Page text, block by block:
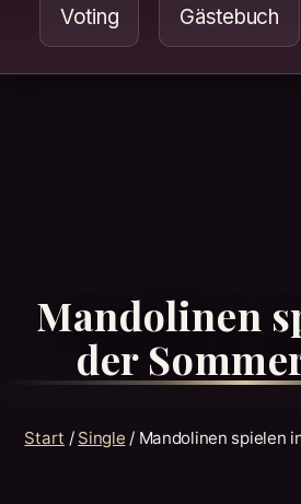
Voting Gästebuch
Mandolinen
der
Start / Single / Mandolinen spielen